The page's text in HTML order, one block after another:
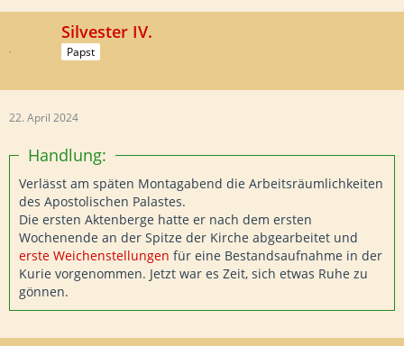
Silvester IV.
Papst
22. April 2024
Handlung:
Verlässt am späten Montagabend die Arbeitsräumlichkeiten
des Apostolischen Palastes.
Die ersten Aktenberge hatte er nach dem ersten
Wochenende an der Spitze der Kirche abgearbeitet und
erste Weichenstellungen für eine Bestandsaufnahme in der
Kurie vorgenommen. Jetzt war es Zeit, sich etwas Ruhe zu
gönnen.